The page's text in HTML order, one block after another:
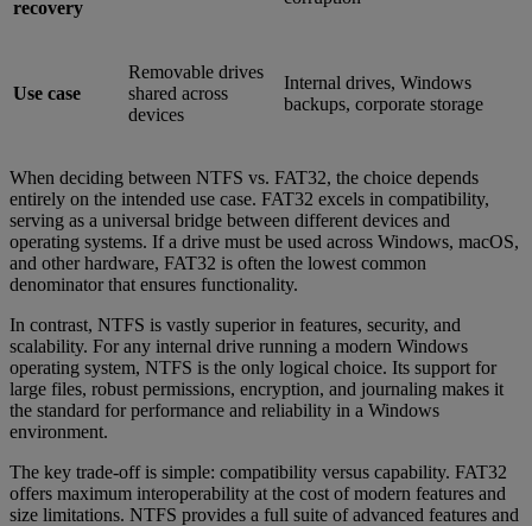
recovery
Use case
Removable drives
shared across
devices
Internal drives, Windows
backups, corporate storage
When deciding between NTFS vs. FAT32, the choice depends
entirely on the intended use case. FAT32 excels in compatibility,
serving as a universal bridge between different devices and
operating systems. If a drive must be used across Windows, macOS,
and other hardware, FAT32 is often the lowest common
denominator that ensures functionality.
In contrast, NTFS is vastly superior in features, security, and
scalability. For any internal drive running a modern Windows
operating system, NTFS is the only logical choice. Its support for
large files, robust permissions, encryption, and journaling makes it
the standard for performance and reliability in a Windows
environment.
The key trade-off is simple: compatibility versus capability. FAT32
offers maximum interoperability at the cost of modern features and
size limitations. NTFS provides a full suite of advanced features and